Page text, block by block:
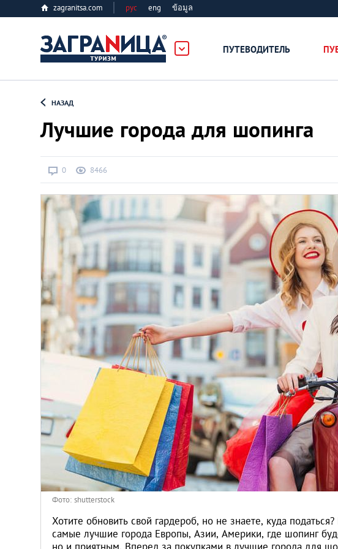
zagranitsa.com рус eng ข้อมูล
ПУТЕВОДИТЕЛЬ
Алматы
Астана
Киев
Лондон
Лос-Анджелес
Париж
Паттайя
Пхукет
Санкт-Петербург
НАЗАД
Лучшие города для шопинга
0 8466
Фото: shutterstock
Хотите обновить свой гардероб, но не знаете, куда
самые лучшие города Европы, Азии, Америки, где шопинг